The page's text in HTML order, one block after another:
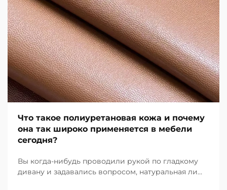
Что такое полиуретановая кожа и почему
она так широко применяется в мебели
сегодня?
Вы когда-нибудь проводили рукой по гладкому
дивану и задавались вопросом, натуральная ли